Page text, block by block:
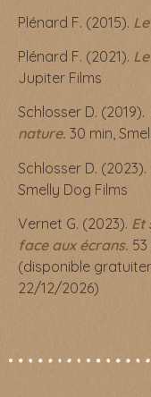
Plénard F. (2015).
Plénard F. (2021).
Jupiter Films
Schlosser D. (2019).
nature. 30 min,
Schlosser D. (2023).
Smelly Dog Films
Vernet G. (2023). Et
face aux écrans.
(disponible
22/12/2026)